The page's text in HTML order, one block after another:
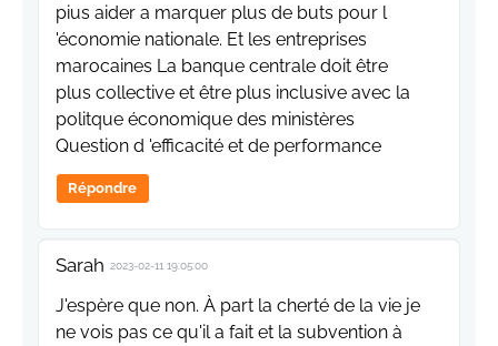
pius aider a marquer plus de buts pour l
'économie nationale. Et les entreprises
marocaines La banque centrale doit être
plus collective et être plus inclusive avec la
politque économique des ministères
Question d 'efficacité et de performance
Répondre
Sarah 2023-02-11 19:05:00
J'espère que non. À part la cherté de la vie je
ne vois pas ce qu'il a fait et la subvention à